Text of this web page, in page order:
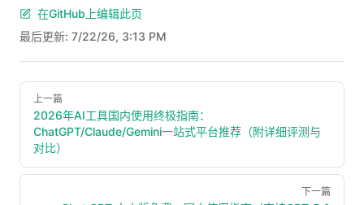
在GitHub上编辑此页
最后更新: 7/22/26, 3:13 PM
Pager
上一篇
2026年AI工具国内使用终极指南：
ChatGPT/Claude/Gemini一站式平台推荐（附详细评测与
对比）
下一篇